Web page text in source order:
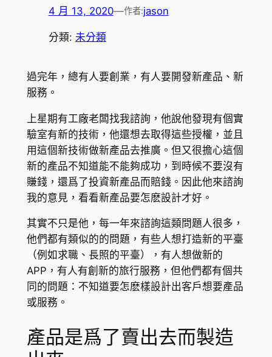
4 月 13, 2020—作者:jason
分類: 未分類
過完年，總有人要創業，有人要開發新產品、新
服務。
上星期有工廠老闆找我諮詢，他說他發現有個實
驗室有新的技術，他還想去取得這些授權，並且
用這個新技術做新產品去推廣。但又很擔心這個
新的產品不知道能不能夠成功，到時候不要沒有
賺錢，還爲了投資新產品而賠錢。因此他來諮詢
我的意見，看看新產品要怎麽設計才好。
其實不只是他，每一年來諮詢這類問題人很多，
他們都有類似的的問題，有些人想打造新的平臺
（例如求職、長照的平臺），有人想做新的
APP，有人有創新的旅行服務，但他們都有個共
同的問題：不知道要怎麽樣設計出客戶想要產品
或服務。
產品是爲了賣出去而製造